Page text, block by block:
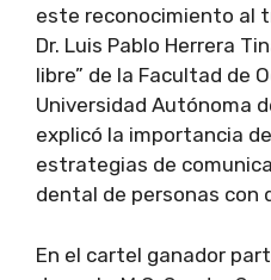
este reconocimiento al
Dr. Luis Pablo Herrera
libre” de la Facultad de
Universidad Autónoma
explicó la importancia
estrategias de
dental de personas con
En el cartel ganador